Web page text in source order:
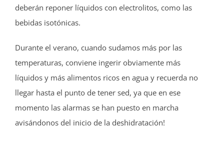
deberán reponer líquidos con electrolitos, como las
bebidas isotónicas.
Durante el verano, cuando sudamos más por las
temperaturas, conviene ingerir obviamente más
líquidos y más alimentos ricos en agua y recuerda no
llegar hasta el punto de tener sed, ya que en ese
momento las alarmas se han puesto en marcha
avisándonos del inicio de la deshidratación!